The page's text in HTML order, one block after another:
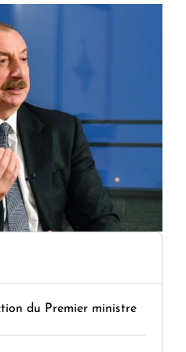
du Premier ministre